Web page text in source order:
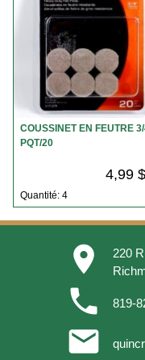
COUSSINET EN FEUTRE
PQT/20
4,99 $
Quantité: 4
place
220
phone 819-
email